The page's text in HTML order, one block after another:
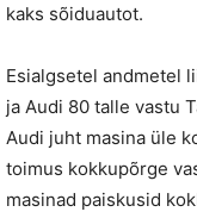
kaks sõiduautot.
Esialgsetel andmetel
ja Audi 80 talle vastu
Audi juht masina üle
toimus kokkupõrge
masinad paiskusid